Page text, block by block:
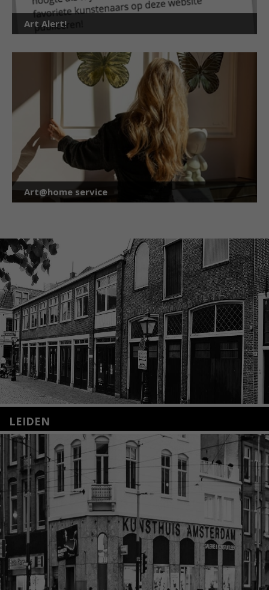
Art Alert!
Art@home service
LEIDEN
Nieuwstraat 35
2312 KA Leiden
+31(0)71 – 52 84 480
info@kunsthuisleiden.nl
Lees meer